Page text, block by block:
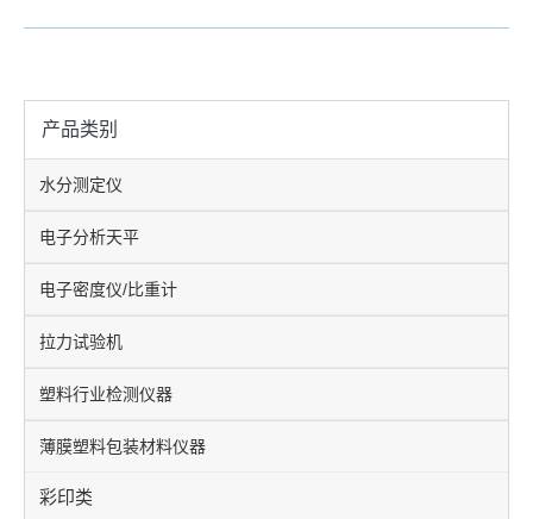
产品类别
水分测定仪
电子分析天平
电子密度仪/比重计
拉力试验机
塑料行业检测仪器
薄膜塑料包装材料仪器
彩印类